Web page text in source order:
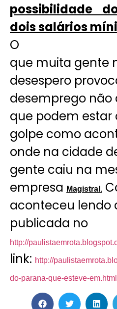
possibilidade
dois salários
O
que muita gente
desespero
desemprego não
que podem
golpe como
onde na cidade
gente caiu na
empresa Magistral.
aconteceu lendo
publicada no
http://
link: http://
do-parana-que-esteve-